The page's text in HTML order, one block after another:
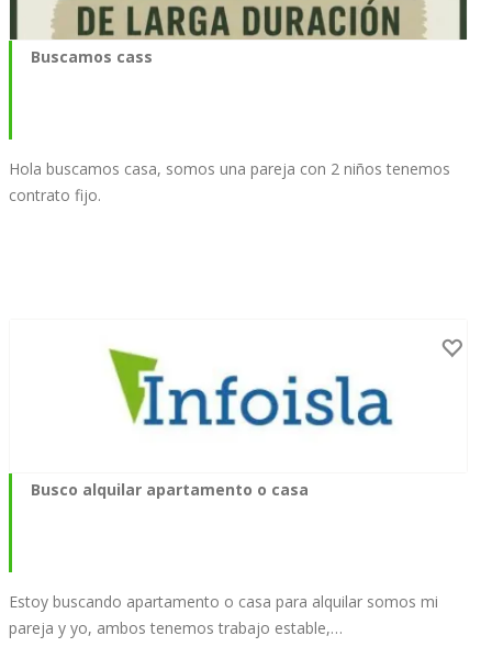
Buscamos cass
Hola buscamos casa, somos una pareja con 2 niños tenemos
contrato fijo.
Busco alquilar apartamento o casa
Estoy buscando apartamento o casa para alquilar somos mi
pareja y yo, ambos tenemos trabajo estable,…